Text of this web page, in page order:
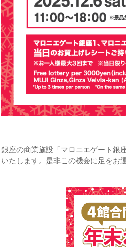
銀座の商業施設「マロニエゲート銀
いたします。是非この機会に足をお